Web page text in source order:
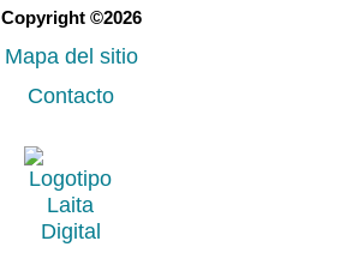
Copyright ©2026
Mapa del sitio
Contacto